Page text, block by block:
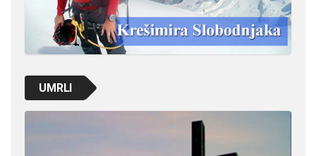
UMRLI